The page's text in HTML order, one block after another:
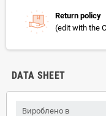
Return policy
(edit with the
DATA SHEET
Вироблено в